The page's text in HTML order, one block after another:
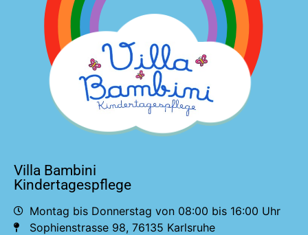
Villa Bambini
Kindertagespflege
Montag bis Donnerstag von 08:00 bis 16:00 Uhr
Sophienstrasse 98, 76135 Karlsruhe